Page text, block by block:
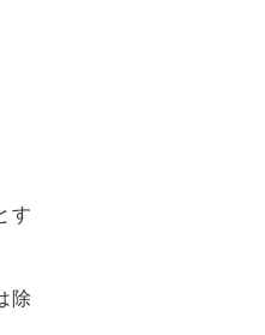
す
除